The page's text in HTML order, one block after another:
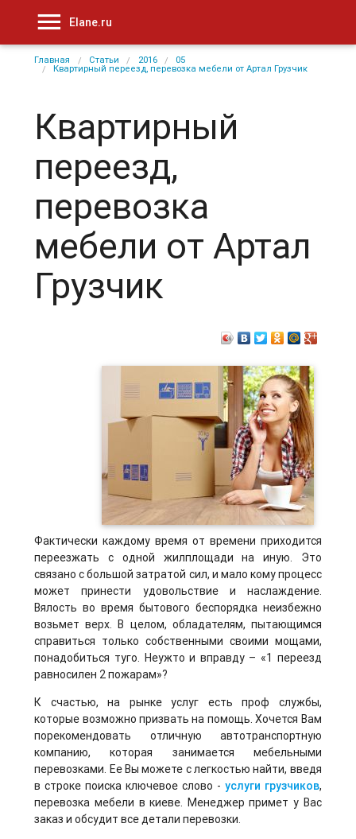
Elane.ru
Главная Статьи 2016 05
Квартирный переезд, перевозка мебели от Артал Грузчик
Квартирный
переезд,
перевозка
мебели от Артал
Грузчик
Фактически каждому время от времени приходится
переезжать с одной жилплощади на иную. Это
связано с большой затратой сил, и мало кому процесс
может принести удовольствие и наслаждение.
Вялость во время бытового беспорядка неизбежно
возьмет верх. В целом, обладателям, пытающимся
справиться только собственными своими мощами,
понадобиться туго. Неужто и вправду – «1 переезд
равносилен 2 пожарам»?
К счастью, на рынке услуг есть проф службы,
которые возможно призвать на помощь. Хочется Вам
порекомендовать отличную автотранспортную
компанию, которая занимается мебельными
перевозками. Ее Вы можете с легкостью найти, введя
в строке поиска ключевое слово - услуги грузчиков,
перевозка мебели в киеве. Менеджер примет у Вас
заказ и обсудит все детали перевозки.